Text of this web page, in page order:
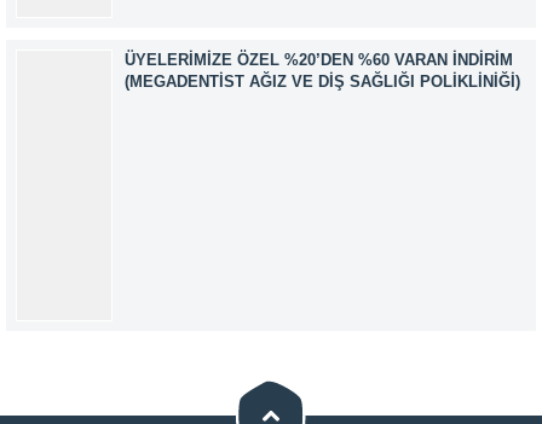
ÜYELERIMIZE ÖZEL %20’DEN %60 VARAN İNDIRIM
(MEGADENTIST AĞIZ VE DIŞ SAĞLIĞI POLIKLINIĞI)